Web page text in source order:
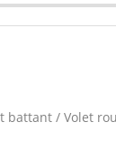
battant / Volet